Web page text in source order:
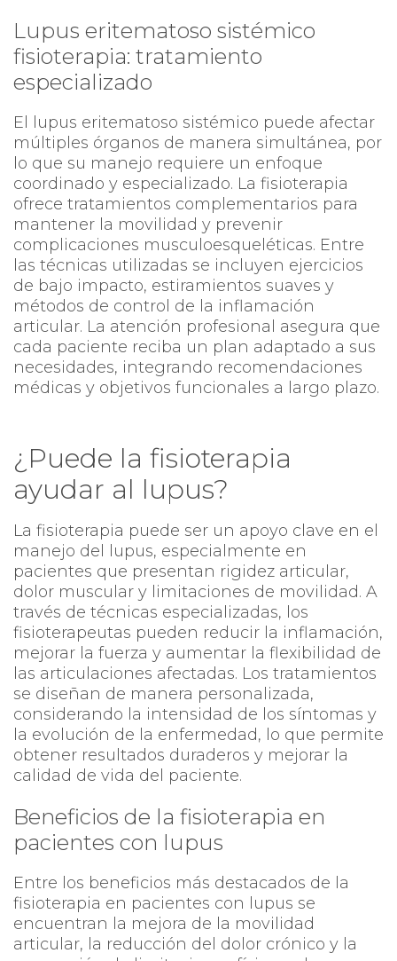
Lupus eritematoso sistémico
fisioterapia: tratamiento
especializado
El lupus eritematoso sistémico puede afectar
múltiples órganos de manera simultánea, por
lo que su manejo requiere un enfoque
coordinado y especializado. La fisioterapia
ofrece tratamientos complementarios para
mantener la movilidad y prevenir
complicaciones musculoesqueléticas. Entre
las técnicas utilizadas se incluyen ejercicios
de bajo impacto, estiramientos suaves y
métodos de control de la inflamación
articular. La atención profesional asegura que
cada paciente reciba un plan adaptado a sus
necesidades, integrando recomendaciones
médicas y objetivos funcionales a largo plazo.
¿Puede la fisioterapia
ayudar al lupus?
La fisioterapia puede ser un apoyo clave en el
manejo del lupus, especialmente en
pacientes que presentan rigidez articular,
dolor muscular y limitaciones de movilidad. A
través de técnicas especializadas, los
fisioterapeutas pueden reducir la inflamación,
mejorar la fuerza y aumentar la flexibilidad de
las articulaciones afectadas. Los tratamientos
se diseñan de manera personalizada,
considerando la intensidad de los síntomas y
la evolución de la enfermedad, lo que permite
obtener resultados duraderos y mejorar la
calidad de vida del paciente.
Beneficios de la fisioterapia en
pacientes con lupus
Entre los beneficios más destacados de la
fisioterapia en pacientes con lupus se
encuentran la mejora de la movilidad
articular, la reducción del dolor crónico y la